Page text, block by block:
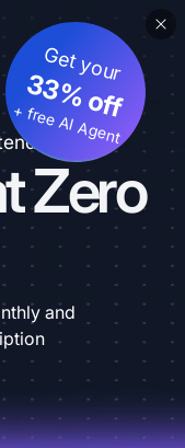
Zero
Get your
33% off
+ free AI Agent
and